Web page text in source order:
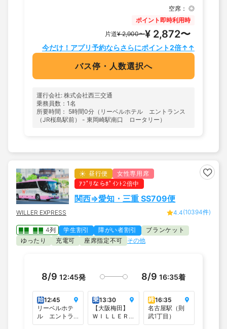
空席： ◎
ポイント即時利用時
片道¥ 2,900〜¥ 2,872〜
今だけ！アプリ予約ならさらにポイント2倍↑↑
バス停・人数選択へ
運行会社: 株式会社西三交通
乗務員数：1名
所要時間： 5時間0分（リーベルホテル エントランス
（JR桜島駅前） - 東岡崎駅南口 ロータリー）
昼行便
女性専用席
ｱﾌﾟﾘならﾎﾟｲﾝﾄ2倍中
関西⇒愛知・三重 SS709便
WILLER EXPRESS 4.4(10394件)
4列 学生割引 障がい者割引
ブランケット
ゆったり
充電可 座席指定不可 その他
8/9 12:45発 8/9 16:35着
始12:45
リーベルホテ
ル エントラ
ンス（JR桜島
乗13:30
【大阪梅田】
ＷＩＬＬＥＲ
バスターミナ
終16:35
名古屋駅（則
武1丁目）